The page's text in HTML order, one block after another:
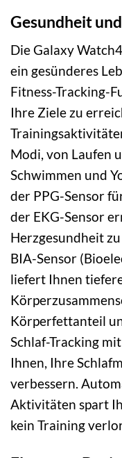
Gesundheit
Die Galaxy
ein gesünderes
Fitness-Tracking-
Ihre Ziele zu
Modi, von Laufen
Schwimmen und
der PPG-Sensor
der EKG-Sensor
Herzgesundheit
BIA-Sensor
liefert Ihnen
Körperfettanteil
Schlaf-Tracking
Ihnen, Ihre
verbessern.
Aktivitäten spart
kein Training